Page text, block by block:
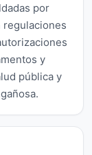
por
y
pública y